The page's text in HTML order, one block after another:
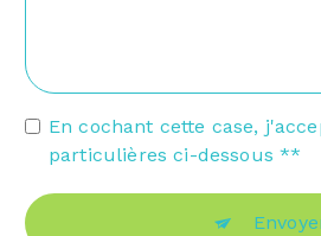
En cochant cette case,
particulières ci-dessous **